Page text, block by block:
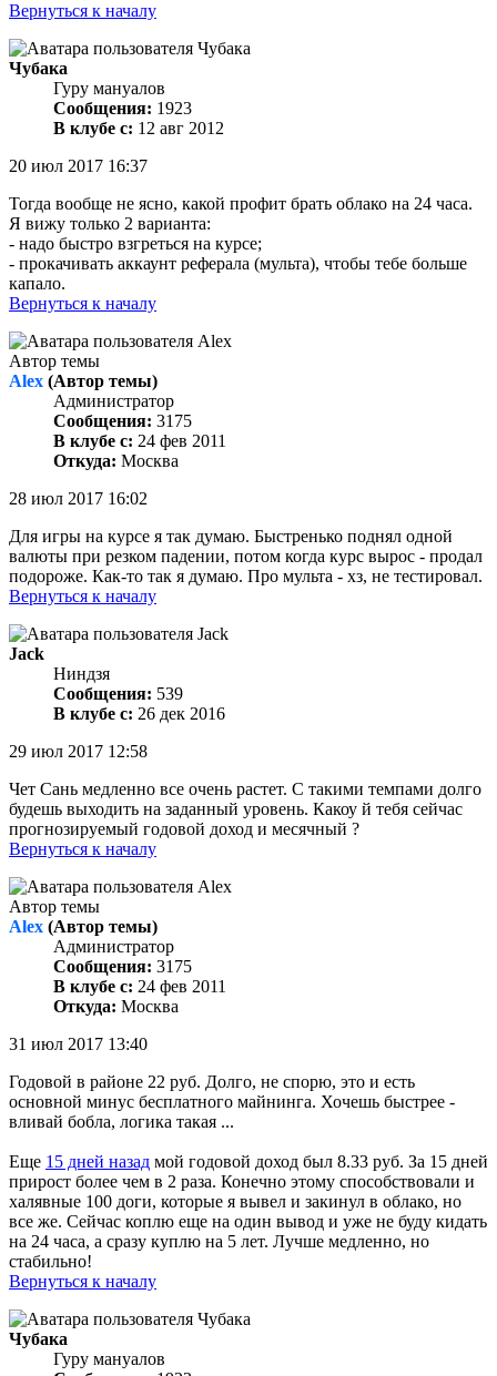
Вернуться к началу
Чубака
Гуру мануалов
Сообщения: 1923
В клубе с: 12 авг 2012
20 июл 2017 16:37
Тогда вообще не ясно, какой профит брать облако на 24 часа.
Я вижу только 2 варианта:
- надо быстро взгреться на курсе;
- прокачивать аккаунт реферала (мульта), чтобы тебе больше
капало.
Вернуться к началу
Автор темы
Alex (Автор темы)
Администратор
Сообщения: 3175
В клубе с: 24 фев 2011
Откуда: Москва
28 июл 2017 16:02
Для игры на курсе я так думаю. Быстренько поднял одной
валюты при резком падении, потом когда курс вырос - продал
подороже. Как-то так я думаю. Про мульта - хз, не тестировал.
Вернуться к началу
Jack
Ниндзя
Сообщения: 539
В клубе с: 26 дек 2016
29 июл 2017 12:58
Чет Сань медленно все очень растет. С такими темпами долго
будешь выходить на заданный уровень. Какоу й тебя сейчас
прогнозируемый годовой доход и месячный ?
Вернуться к началу
Автор темы
Alex (Автор темы)
Администратор
Сообщения: 3175
В клубе с: 24 фев 2011
Откуда: Москва
31 июл 2017 13:40
Годовой в районе 22 руб. Долго, не спорю, это и есть
основной минус бесплатного майнинга. Хочешь быстрее -
вливай бобла, логика такая ...
Еще 15 дней назад мой годовой доход был 8.33 руб. За 15 дней
прирост более чем в 2 раза. Конечно этому способствовали и
халявные 100 доги, которые я вывел и закинул в облако, но
все же. Сейчас коплю еще на один вывод и уже не буду кидать
на 24 часа, а сразу куплю на 5 лет. Лучше медленно, но
стабильно!
Вернуться к началу
Чубака
Гуру мануалов